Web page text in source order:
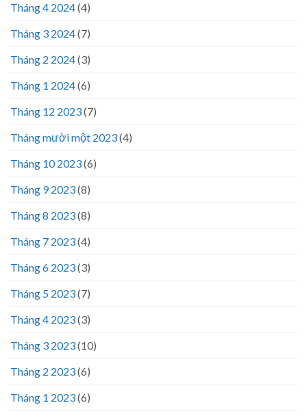
Tháng 4 2024(4)
Tháng 3 2024(7)
Tháng 2 2024(3)
Tháng 1 2024(6)
Tháng 12 2023(7)
Tháng mười một 2023(4)
Tháng 10 2023(6)
Tháng 9 2023(8)
Tháng 8 2023(8)
Tháng 7 2023(4)
Tháng 6 2023(3)
Tháng 5 2023(7)
Tháng 4 2023(3)
Tháng 3 2023(10)
Tháng 2 2023(6)
Tháng 1 2023(6)